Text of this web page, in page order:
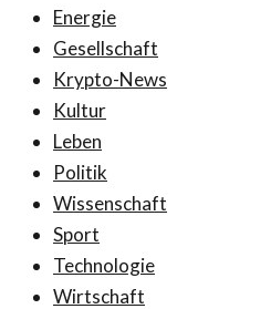
Energie
Gesellschaft
Krypto-News
Kultur
Leben
Politik
Wissenschaft
Sport
Technologie
Wirtschaft